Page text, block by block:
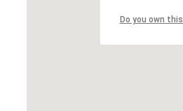
Do you own